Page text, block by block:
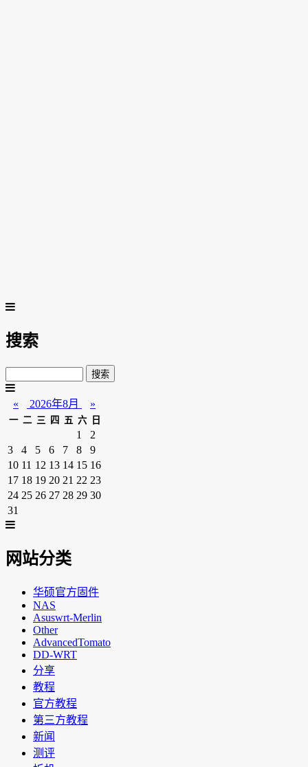
搜索
« 2026年8月 »
一 二 三 四 五 六 日
1
2
3
4 5 6 7 8
9
10 11 12 13 14 15 16
17 18 19 20 21 22 23
24 25 26 27 28 29 30
31
网站分类
华硕官方固件
NAS
Asuswrt-Merlin
Other
AdvancedTomato
DD-WRT
分享
教程
官方教程
第三方教程
新闻
测评